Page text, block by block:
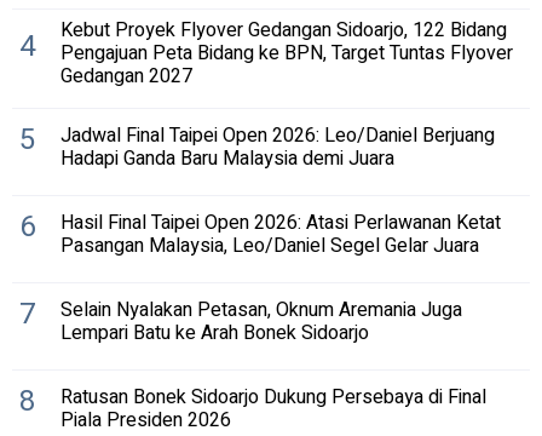
4 Kebut Proyek Flyover Gedangan Sidoarjo, 122 Bidang
Pengajuan Peta Bidang ke BPN, Target Tuntas Flyover
Gedangan 2027
5 Jadwal Final Taipei Open 2026: Leo/Daniel Berjuang
Hadapi Ganda Baru Malaysia demi Juara
6 Hasil Final Taipei Open 2026: Atasi Perlawanan Ketat
Pasangan Malaysia, Leo/Daniel Segel Gelar Juara
7 Selain Nyalakan Petasan, Oknum Aremania Juga
Lempari Batu ke Arah Bonek Sidoarjo
8 Ratusan Bonek Sidoarjo Dukung Persebaya di Final
Piala Presiden 2026